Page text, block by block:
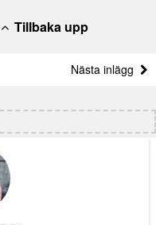
Tillbaka upp
Nästa inlägg